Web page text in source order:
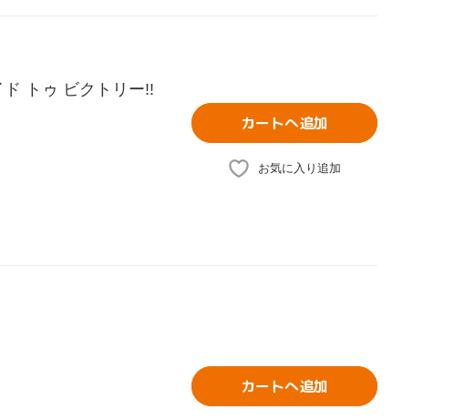
トゥ ビクトリー!!
カートへ追加
お気に入り追加
カートへ追加